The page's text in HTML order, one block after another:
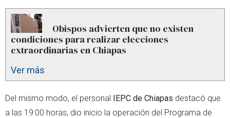
Obispos advierten que no existen
condiciones para realizar elecciones
extraordinarias en Chiapas
Ver más
Del mismo modo, el personal IEPC de Chiapas destacó que
a las 19:00 horas, dio inicio la operación del Programa de